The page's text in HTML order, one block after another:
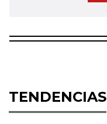
TENDENCIAS